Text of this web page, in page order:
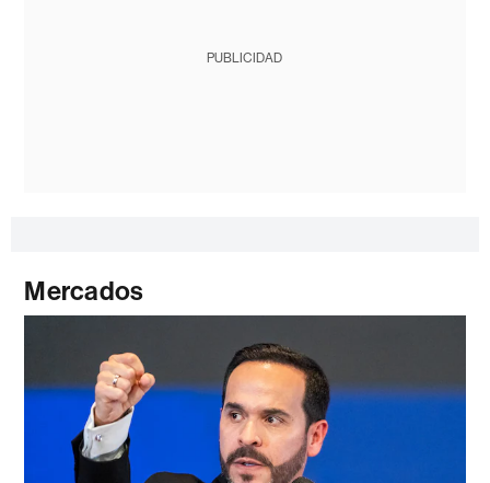
PUBLICIDAD
Mercados